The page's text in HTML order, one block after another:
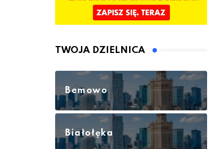
TWOJA DZIELNICA
Bemowo
Białołęka